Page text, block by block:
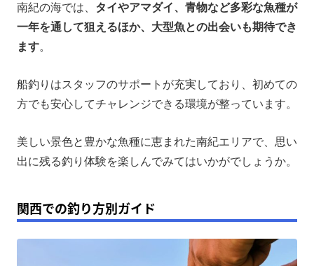
南紀の海では、 タイやアマダイ、青物など多彩な魚種が
一年を通して狙えるほか、大型魚との出会いも期待でき
ます。
船釣りはスタッフのサポートが充実しており、初めての
方でも安心してチャレンジできる環境が整っています。
美しい景色と豊かな魚種に恵まれた南紀エリアで、思い
出に残る釣り体験を楽しんでみてはいかがでしょうか。
関西での釣り方別ガイド